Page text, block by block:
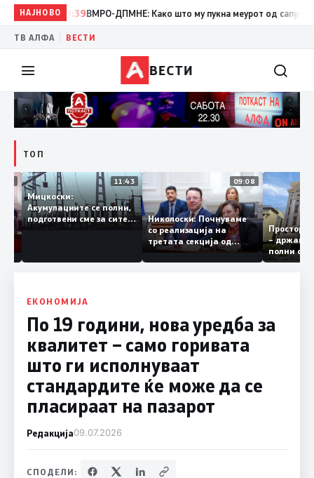
НАЈНОВО
19:39 ВМРО-ДПМНЕ: Како што му пукна меурот од сапуница
ТВ АЛФА ВЕСТИ
ВЕСТИ
ТОП
12:03
за
11:43
Мицкоски:
Акумулациите се полни,
подготвени сме за сите
ризици, не размислување
09:08
Николоски: Почнуваме
со реализација на
третата секција од
железничкиот Коридор
8, Македонија станува
–
полни
ЕКОНОМИЈА
По 19 години, нова уредба за
квалитет – само горивата
што ги исполнуваат
стандардите ќе може да се
пласираат на пазарот
Редакција09.07.2026
СПОДЕЛИ: